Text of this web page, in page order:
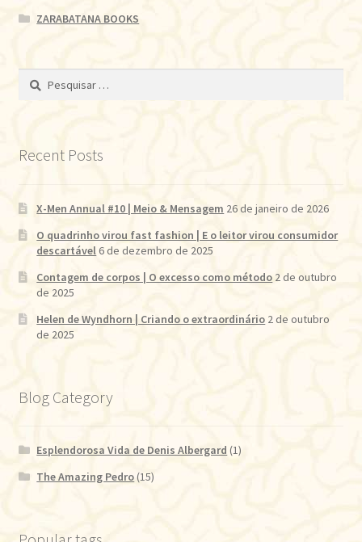
ZARABATANA BOOKS
Pesquisar
Recent Posts
X-Men Annual #10 | Meio & Mensagem 26 de janeiro de 2026
O quadrinho virou fast fashion | E o leitor virou consumidor
descartável 6 de dezembro de 2025
Contagem de corpos | O excesso como método 2 de outubro
de 2025
Helen de Wyndhorn | Criando o extraordinário 2 de outubro
de 2025
Blog Category
Esplendorosa Vida de Denis Albergard (1)
The Amazing Pedro(15)